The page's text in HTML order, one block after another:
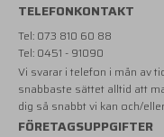
TELEFONKONTAKT
Tel: 073 810 60 88
Tel: 0451 - 91090
Vi svarar i telefon i mån av
snabbaste sättet alltid att
dig så snabbt vi kan och/
FÖRETAGSUPPGIFTER